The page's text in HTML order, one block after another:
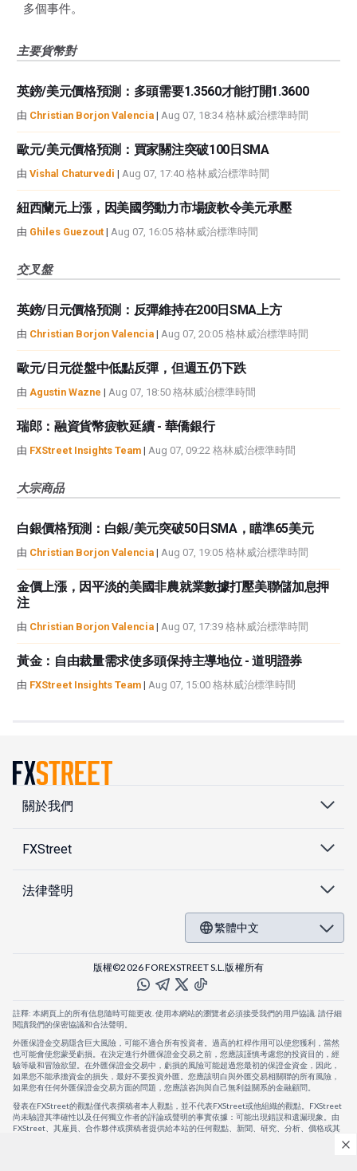
多個事件。
主要貨幣對
英鎊/美元價格預測：多頭需要1.3560才能打開1.3600
由 Christian Borjon Valencia | Aug 07, 18:34 格林威治標準時間
歐元/美元價格預測：買家關注突破100日SMA
由 Vishal Chaturvedi | Aug 07, 17:40 格林威治標準時間
紐西蘭元上漲，因美國勞動力市場疲軟令美元承壓
由 Ghiles Guezout | Aug 07, 16:05 格林威治標準時間
交叉盤
英鎊/日元價格預測：反彈維持在200日SMA上方
由 Christian Borjon Valencia | Aug 07, 20:05 格林威治標準時間
歐元/日元從盤中低點反彈，但週五仍下跌
由 Agustin Wazne | Aug 07, 18:50 格林威治標準時間
瑞郎：融資貨幣疲軟延續 - 華僑銀行
由 FXStreet Insights Team | Aug 07, 09:22 格林威治標準時間
大宗商品
白銀價格預測：白銀/美元突破50日SMA，瞄準65美元
由 Christian Borjon Valencia | Aug 07, 19:05 格林威治標準時間
金價上漲，因平淡的美國非農就業數據打壓美聯儲加息押
注
由 Christian Borjon Valencia | Aug 07, 17:39 格林威治標準時間
黃金：自由裁量需求使多頭保持主導地位 - 道明證券
由 FXStreet Insights Team | Aug 07, 15:00 格林威治標準時間
關於我們
FXStreet
法律聲明
繁體中文
版權©2026 FOREXSTREET S.L.版權所有
註釋: 本網頁上的所有信息隨時可能更改. 使用本網站的瀏覽者必須接受我們的用戶協議. 請仔細
閱讀我們的保密協議和合法聲明。
外匯保證金交易隱含巨大風險，可能不適合所有投資者。過高的杠桿作用可以使您獲利，當然
也可能會使您蒙受虧損。在決定進行外匯保證金交易之前，您應該謹慎考慮您的投資目的，經
驗等級和冒險欲望。在外匯保證金交易中，虧損的風險可能超過您最初的保證金資金，因此，
如果您不能承擔資金的損失，最好不要投資外匯。您應該明白與外匯交易相關聯的所有風險，
如果您有任何外匯保證金交易方面的問題，您應該咨詢與自己無利益關系的金融顧問。
發表在FXStreet的觀點僅代表撰稿者本人觀點，並不代表FXStreet或他組織的觀點。FXStreet
尚未驗證其準確性以及任何獨立作者的評論或聲明的事實依據：可能出現錯誤和遺漏現象。由
FXStreet、其雇員、合作夥伴或撰稿者提供給本站的任何觀點、新聞、研究、分析、價格或其